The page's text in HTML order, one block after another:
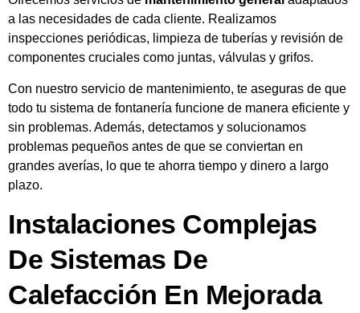
a las necesidades de cada cliente. Realizamos
inspecciones periódicas, limpieza de tuberías y revisión de
componentes cruciales como juntas, válvulas y grifos.
Con nuestro servicio de mantenimiento, te aseguras de que
todo tu sistema de fontanería funcione de manera eficiente y
sin problemas. Además, detectamos y solucionamos
problemas pequeños antes de que se conviertan en
grandes averías, lo que te ahorra tiempo y dinero a largo
plazo.
Instalaciones Complejas
De Sistemas De
Calefacción En Mejorada